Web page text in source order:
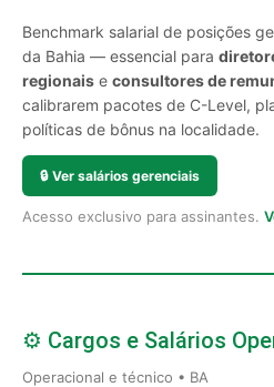
Benchmark salarial de posições
da Bahia — essencial para
regionais e consultores de
calibrarem pacotes de C-Level,
políticas de bônus na localidade.
🔒 Ver salários gerenciais
Acesso exclusivo para assinantes.
⚙️ Cargos e Salários
Operacional e técnico • BA